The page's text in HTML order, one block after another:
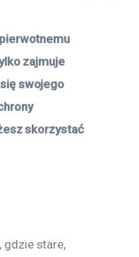
zajmuje
swojego
skorzystać
gdzie stare,